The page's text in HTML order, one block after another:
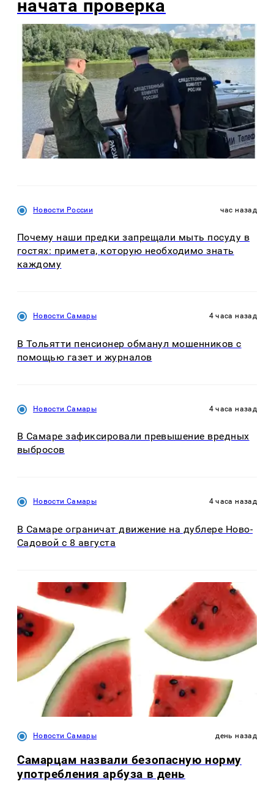
начата проверка
Новости России час назад
Почему наши предки запрещали мыть посуду в
гостях: примета, которую необходимо знать
каждому
Новости Самары 4 часа назад
В Тольятти пенсионер обманул мошенников с
помощью газет и журналов
Новости Самары 4 часа назад
В Самаре зафиксировали превышение вредных
выбросов
Новости Самары 4 часа назад
В Самаре ограничат движение на дублере Ново-
Садовой с 8 августа
Новости Самары день назад
Самарцам назвали безопасную норму
употребления арбуза в день